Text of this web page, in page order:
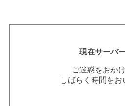
現在サーバ
ご迷惑をおか
しばらく時間を